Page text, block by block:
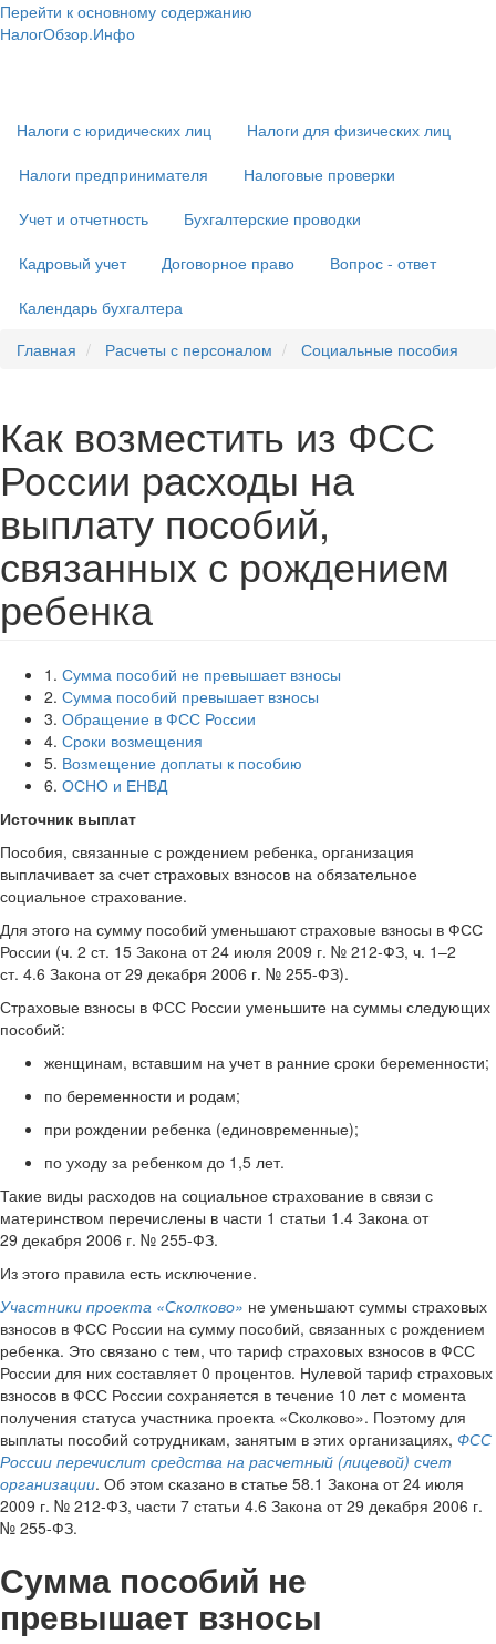
Перейти к основному содержанию
НалогОбзор.Инфо
Налоги с юридических лиц
Налоги для физических лиц
Налоги предпринимателя
Налоговые проверки
Учет и отчетность
Бухгалтерские проводки
Кадровый учет
Договорное право
Вопрос - ответ
Календарь бухгалтера
Главная
Расчеты с персоналом Социальные пособия
Как возместить из ФСС
России расходы на
выплату пособий,
связанных с рождением
ребенка
1. Сумма пособий не превышает взносы
2. Сумма пособий превышает взносы
3. Обращение в ФСС России
4. Сроки возмещения
5. Возмещение доплаты к пособию
6. ОСНО и ЕНВД
Источник выплат
Пособия, связанные с рождением ребенка, организация
выплачивает за счет страховых взносов на обязательное
социальное страхование.
Для этого на сумму пособий уменьшают страховые взносы в ФСС
России (ч. 2 ст. 15 Закона от 24 июля 2009 г. № 212-ФЗ, ч. 1–2
ст. 4.6 Закона от 29 декабря 2006 г. № 255-ФЗ).
Страховые взносы в ФСС России уменьшите на суммы следующих
пособий:
женщинам, вставшим на учет в ранние сроки беременности;
по беременности и родам;
при рождении ребенка (единовременные);
по уходу за ребенком до 1,5 лет.
Такие виды расходов на социальное страхование в связи с
материнством перечислены в части 1 статьи 1.4 Закона от
29 декабря 2006 г. № 255-ФЗ.
Из этого правила есть исключение.
Участники проекта «Сколково» не уменьшают суммы страховых
взносов в ФСС России на сумму пособий, связанных с рождением
ребенка. Это связано с тем, что тариф страховых взносов в ФСС
России для них составляет 0 процентов. Нулевой тариф страховых
взносов в ФСС России сохраняется в течение 10 лет с момента
получения статуса участника проекта «Сколково». Поэтому для
выплаты пособий сотрудникам, занятым в этих организациях, ФСС
России перечислит средства на расчетный (лицевой) счет
организации. Об этом сказано в статье 58.1 Закона от 24 июля
2009 г. № 212-ФЗ, части 7 статьи 4.6 Закона от 29 декабря 2006 г.
№ 255-ФЗ.
Сумма пособий не
превышает взносы